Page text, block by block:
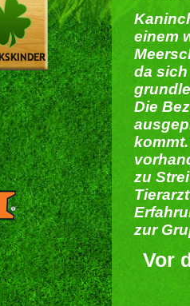
einem
da
Die
zu
zur
Vor